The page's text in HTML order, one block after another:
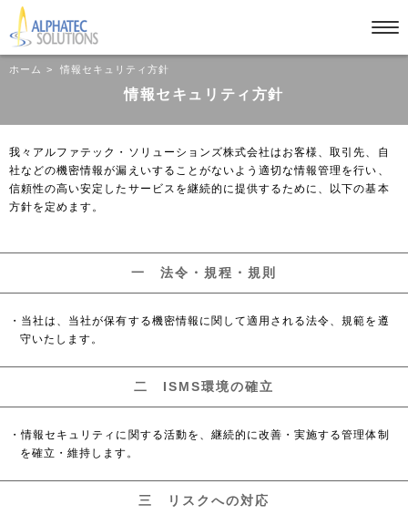
ホーム 情報セキュリティ方針
情報セキュリティ方針
我々アルファテック・ソリューションズ株式会社はお客様、取引先、自
社などの機密情報が漏えいすることがないよう適切な情報管理を行い、
信頼性の高い安定したサービスを継続的に提供するために、以下の基本
方針を定めます。
一 法令・規程・規則
・当社は、当社が保有する機密情報に関して適用される法令、規範を遵
守いたします。
二 ISMS環境の確立
・情報セキュリティに関する活動を、継続的に改善・実施する管理体制
を確立・維持します。
三 リスクへの対応